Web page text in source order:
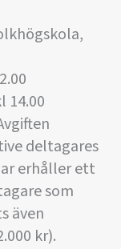
14.00
deltagares
erhåller ett
som
även
kr).